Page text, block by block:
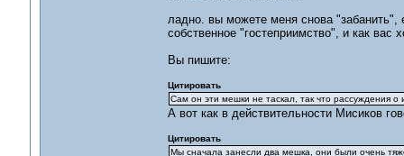
ладно. вы можете меня снова "забанить",
собственное "гостеприимство", и как вас
Вы пишите:
Цитировать
Сам он эти мешки не таскал, так что рассуждения о
А вот как в действительности Мисиков
Цитировать
Мы сначала занесли два мешка, они были очень